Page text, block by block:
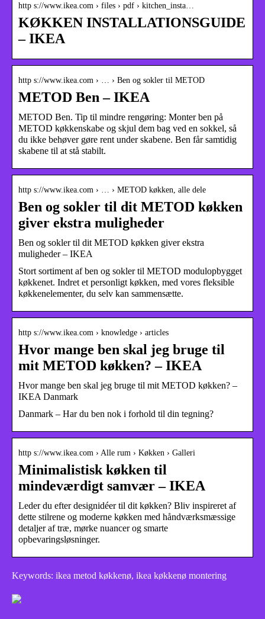
http s://www.ikea.com › files › pdf › kitchen_insta…
KØKKEN INSTALLATIONSGUIDE
– IKEA
http s://www.ikea.com › … › Ben og sokler til METOD
METOD Ben – IKEA
METOD Ben. Tip til mindre rengøring: Monter ben på
METOD køkkenskabe og skjul dem bag ved en sokkel, så
du ikke behøver gøre rent under skabene. Ben får samtidig
skabene til at stå stabilt.
http s://www.ikea.com › … › METOD køkken, alle dele
Ben og sokler til dit METOD køkken
giver ekstra muligheder
Ben og sokler til dit METOD køkken giver ekstra
muligheder – IKEA
Stort sortiment af ben og sokler til METOD modulopbygget
køkkenet. Indret et personligt køkken, med vores fleksible
køkkenelementer, du selv kan sammensætte.
http s://www.ikea.com › knowledge › articles
Hvor mange ben skal jeg bruge til
mit METOD køkken? – IKEA
Hvor mange ben skal jeg bruge til mit METOD køkken? –
IKEA Danmark
Danmark – Har du ben nok i forhold til din tegning?
http s://www.ikea.com › Alle rum › Køkken › Galleri
Minimalistisk køkken til
mindeværdigt samvær – IKEA
Leder du efter designidéer til dit køkken? Bliv inspireret af
dette stilrene og moderne køkken med håndværksmæssige
detaljer af træ, mørke nuancer og smarte
opbevaringsløsninger.
Keywords: ikea metod køkkenø, ikea køkkenø montering